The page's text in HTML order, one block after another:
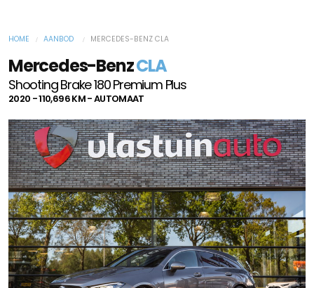
HOME AANBOD MERCEDES-BENZ CLA
Mercedes-BenzCLA
Shooting Brake 180 Premium Plus
2020 - 110,696 KM - AUTOMAAT